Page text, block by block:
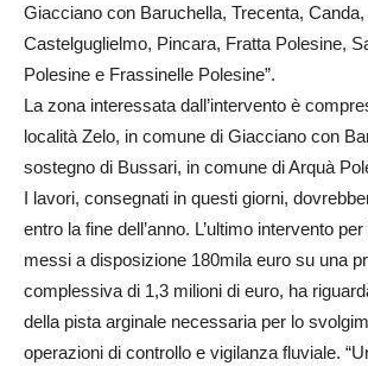
Giacciano con Baruchella, Trecenta,
Castelguglielmo, Pincara, Fratta Polesine,
Polesine e Frassinelle Polesine”.
La zona interessata dall’intervento è
località Zelo, in comune di Giacciano con
sostegno di Bussari, in comune di Arquà
I lavori, consegnati in questi giorni,
entro la fine dell’anno. L’ultimo intervento
messi a disposizione 180mila euro su una
complessiva di 1,3 milioni di euro, ha
della pista arginale necessaria per lo
operazioni di controllo e vigilanza fluviale.